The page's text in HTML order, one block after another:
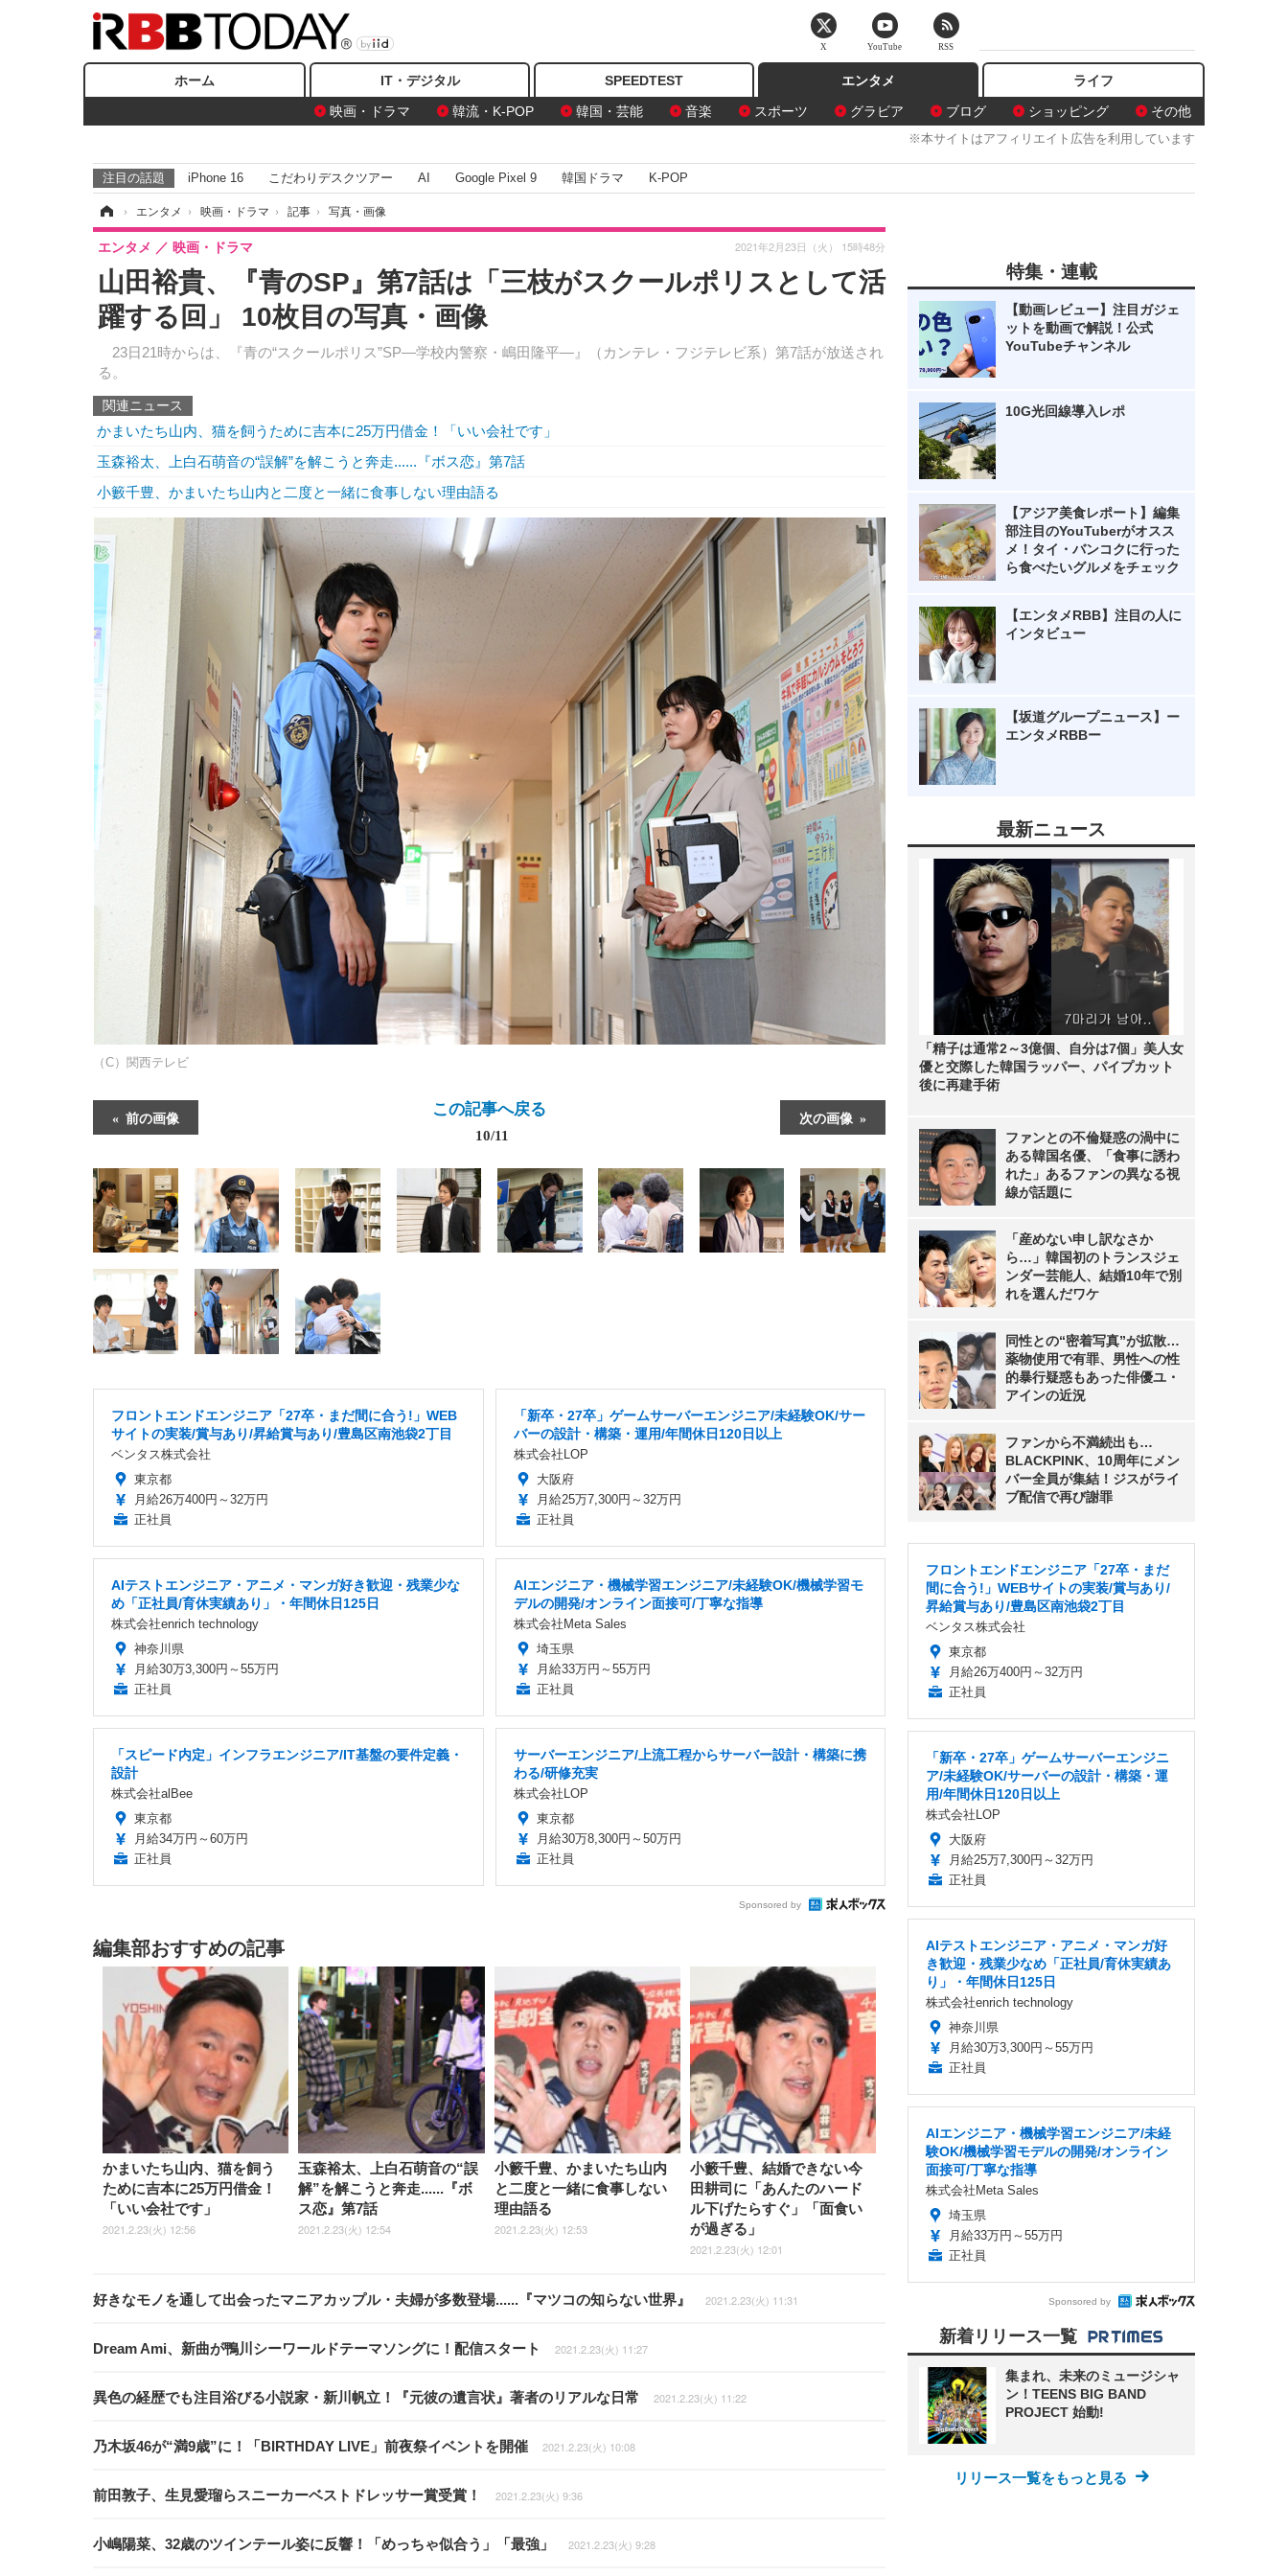
ホーム IT・デジタル SPEEDTEST
エンタメ
映画・ドラマ
韓流・K-POP 韓国・芸能 音楽 スポーツ グラビア ブログ ショッピング その他
ライフ
※本サイトはアフィリエイト広告を利用しています
注目の話題 iPhone 16 こだわりデスクツアー AI Google Pixel 9 韓国ドラマ K-POP
› エンタメ › 映画・ドラマ › 記事 › 写真・画像
山田裕貴、『青のSP』第7話は「三枝がスクールポリスとして活
躍する回」 10枚目の写真・画像
23日21時からは、『青の“スクールポリス”SP―学校内警察・嶋田隆平―』（カンテレ・フジテレビ系）第7話が放送され
る。
エンタメ 映画・ドラマ 2021年2月23日（火） 15時48分
関連ニュース
かまいたち山内、猫を飼うために吉本に25万円借金！「いい会社です」
玉森裕太、上白石萌音の“誤解”を解こうと奔走......『ボス恋』第7話
小籔千豊、かまいたち山内と二度と一緒に食事しない理由語る
（C）関西テレビ
前の画像 次の画像
この記事へ戻る
10/11
フロントエンドエンジニア「27卒・まだ間に合う!」WEB
サイトの実装/賞与あり/昇給賞与あり/豊島区南池袋2丁目
ベンタス株式会社
東京都
月給26万400円～32万円
正社員
「新卒・27卒」ゲームサーバーエンジニア/未経験OK/サー
バーの設計・構築・運用/年間休日120日以上
株式会社LOP
大阪府
月給25万7,300円～32万円
正社員
AIテストエンジニア・アニメ・マンガ好き歓迎・残業少な
め「正社員/育休実績あり」・年間休日125日
株式会社enrich technology
神奈川県
月給30万3,300円～55万円
正社員
AIエンジニア・機械学習エンジニア/未経験OK/機械学習モ
デルの開発/オンライン面接可/丁寧な指導
株式会社Meta Sales
埼玉県
月給33万円～55万円
正社員
「スピード内定」インフラエンジニア/IT基盤の要件定義・
設計
株式会社alBee
東京都
月給34万円～60万円
正社員
サーバーエンジニア/上流工程からサーバー設計・構築に携
わる/研修充実
株式会社LOP
東京都
月給30万8,300円～50万円
正社員
Sponsored by
編集部おすすめの記事
かまいたち山内、猫を飼う
ために吉本に25万円借金！
「いい会社です」
2021.2.23(火) 12:56
玉森裕太、上白石萌音の“誤
解”を解こうと奔走......『ボ
ス恋』第7話
2021.2.23(火) 12:54
小籔千豊、かまいたち山内
と二度と一緒に食事しない
理由語る
2021.2.23(火) 12:53
小籔千豊、結婚できない今
田耕司に「あんたのハード
ル下げたらすぐ」「面食い
が過ぎる」
2021.2.23(火) 12:01
好きなモノを通して出会ったマニアカップル・夫婦が多数登場......『マツコの知らない世界』 2021.2.23(火) 11:31
Dream Ami、新曲が鴨川シーワールドテーマソングに！配信スタート 2021.2.23(火) 11:27
異色の経歴でも注目浴びる小説家・新川帆立！『元彼の遺言状』著者のリアルな日常 2021.2.23(火) 11:22
乃木坂46が“満9歳”に！「BIRTHDAY LIVE」前夜祭イベントを開催 2021.2.23(火) 10:08
前田敦子、生見愛瑠らスニーカーベストドレッサー賞受賞！ 2021.2.23(火) 9:36
小嶋陽菜、32歳のツインテール姿に反響！「めっちゃ似合う」「最強」 2021.2.23(火) 9:28
特集・連載
【動画レビュー】注目ガジェ
ットを動画で解説！公式
YouTubeチャンネル
10G光回線導入レポ
【アジア美食レポート】編集
部注目のYouTuberがオスス
メ！タイ・バンコクに行った
ら食べたいグルメをチェック
【エンタメRBB】注目の人に
インタビュー
【坂道グループニュース】ー
エンタメRBBー
最新ニュース
「精子は通常2～3億個、自分は7個」美人女
優と交際した韓国ラッパー、パイプカット
後に再建手術
ファンとの不倫疑惑の渦中に
ある韓国名優、「食事に誘わ
れた」あるファンの異なる視
線が話題に
「産めない申し訳なさか
ら…」韓国初のトランスジェ
ンダー芸能人、結婚10年で別
れを選んだワケ
同性との“密着写真”が拡散…
薬物使用で有罪、男性への性
的暴行疑惑もあった俳優ユ・
アインの近況
ファンから不満続出も…
BLACKPINK、10周年にメン
バー全員が集結！ジスがライ
ブ配信で再び謝罪
フロントエンドエンジニア「27卒・まだ
間に合う!」WEBサイトの実装/賞与あり/
昇給賞与あり/豊島区南池袋2丁目
ベンタス株式会社
東京都
月給26万400円～32万円
正社員
「新卒・27卒」ゲームサーバーエンジニ
ア/未経験OK/サーバーの設計・構築・運
用/年間休日120日以上
株式会社LOP
大阪府
月給25万7,300円～32万円
正社員
AIテストエンジニア・アニメ・マンガ好
き歓迎・残業少なめ「正社員/育休実績あ
り」・年間休日125日
株式会社enrich technology
神奈川県
月給30万3,300円～55万円
正社員
AIエンジニア・機械学習エンジニア/未経
験OK/機械学習モデルの開発/オンライン
面接可/丁寧な指導
株式会社Meta Sales
埼玉県
月給33万円～55万円
正社員
Sponsored by
新着リリース一覧
集まれ、未来のミュージシャ
ン！TEENS BIG BAND
PROJECT 始動!
リリース一覧をもっと見る
X YouTube RSS